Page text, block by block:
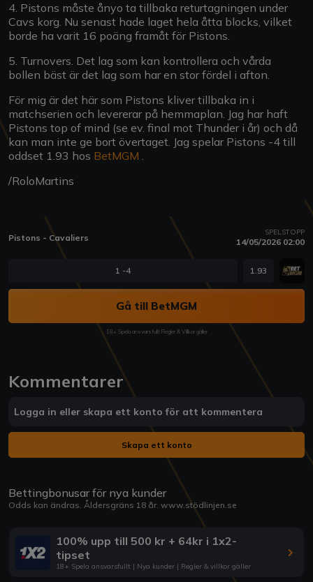
4. Pistons måste ånyo ta tillbaka returtagningen under
Cavs korg. Nu senast hade laget hela åtta blocks, vilket
borde ha varit 16 poäng framåt för Pistons.
5. Turnovers. Det lag som kan kontrollera och vårda
bollen bäst är det lag som har en stor fördel i afton.
För mig är det här som Pistons kliver tillbaka in i
matchserien och levererar på hemmaplan. Jag har haft
Pistons top of mind (se ev. final mot Thunder i år) och då
kan man inte ge bort övertaget. Jag spelar Pistons -4 till
oddset 1.93 hos BetMGM .
/RoloMartins
Pistons - Cavaliers SPELSTOPP
14/05/2026 02:00
1 -4 1.93
Gå till BetMGM
18+ Spela ansvarsfullt Regler & Villkor gäller
Kommentarer
Logga in eller skapa ett konto för att kommentera
Skapa ett konto
Bettingbonusar för nya kunder
Odds kan ändras. Åldersgräns 18 år. www.stödlinjen.se
100% upp till 500 kr + 64kr i 1x2-
tipset
18+ Spela ansvarsfullt | Nya kunder | Regler & villkor gäller